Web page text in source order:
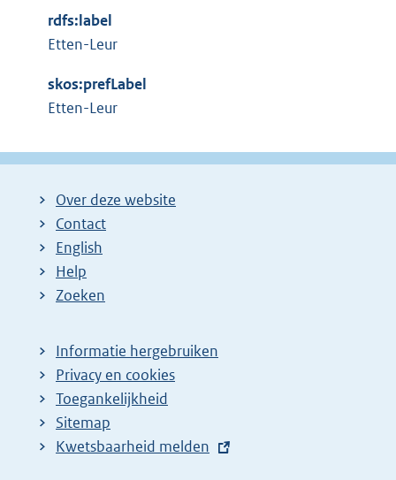
e
i
n
:
t
e
n
l
rdfs:label
Etten-Leur
skos:prefLabel
Etten-Leur
Over deze website
Contact
English
Help
Zoeken
Informatie hergebruiken
Privacy en cookies
Toegankelijkheid
Sitemap
E
Kwetsbaarheid melden